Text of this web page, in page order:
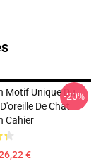
Motif Unique Du
De Chat
Cahier
€
-20%